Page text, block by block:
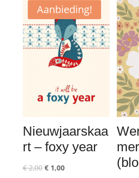
Aanbieding!
Nieuwjaarskaa
rt – foxy year
€2,00 Oorspronkelijke
€1,00Huidige